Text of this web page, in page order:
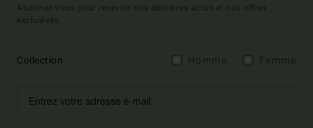
Abonnez-vous pour recevoir nos dernières actus et nos offres
exclusives.
Collection